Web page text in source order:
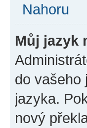
Nahoru
Můj jazyk
do vašeho
jazyka.
nový